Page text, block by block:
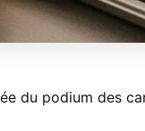
du podium des